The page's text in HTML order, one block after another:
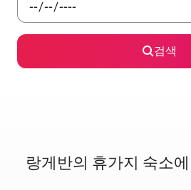
검색
랑게반의 휴가지 숙소